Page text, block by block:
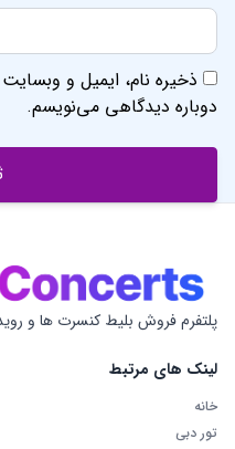
ذخیره نام، ایمیل و
دوباره دیدگاهی می‌نویسم.
پلتفرم فروش بلیط کنسرت ها و
لینک های مرتبط
خانه
تور دبی